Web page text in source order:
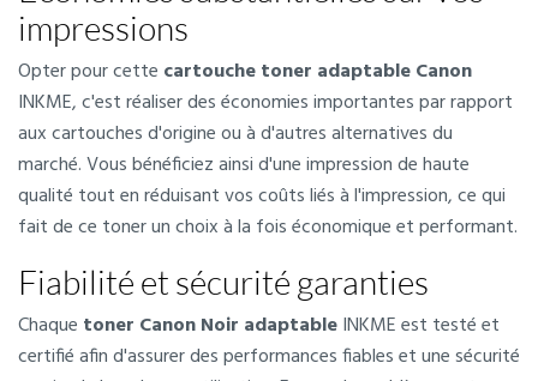
impressions
Opter pour cette cartouche toner adaptable Canon
INKME, c'est réaliser des économies importantes par rapport
aux cartouches d'origine ou à d'autres alternatives du
marché. Vous bénéficiez ainsi d'une impression de haute
qualité tout en réduisant vos coûts liés à l'impression, ce qui
fait de ce toner un choix à la fois économique et performant.
Fiabilité et sécurité garanties
Chaque toner Canon Noir adaptableINKME est testé et
certifié afin d'assurer des performances fiables et une sécurité